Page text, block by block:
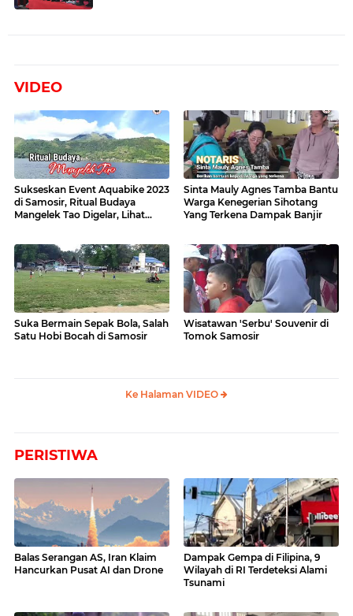
VIDEO
Sukseskan Event Aquabike 2023
di Samosir, Ritual Budaya
Mangelek Tao Digelar, Lihat
Sinta Mauly Agnes Tamba Bantu
Warga Kenegerian Sihotang
Yang Terkena Dampak Banjir
Suka Bermain Sepak Bola, Salah
Satu Hobi Bocah di Samosir
Wisatawan 'Serbu' Souvenir di
Tomok Samosir
Ke Halaman VIDEO
PERISTIWA
Balas Serangan AS, Iran Klaim
Hancurkan Pusat AI dan Drone
Dampak Gempa di Filipina, 9
Wilayah di RI Terdeteksi Alami
Tsunami